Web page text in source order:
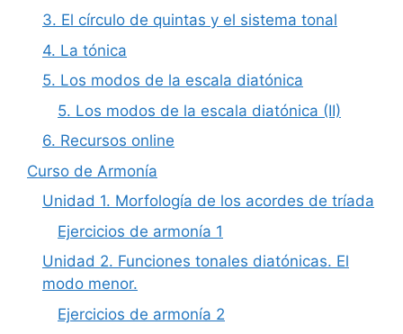
3. El círculo de quintas y el sistema tonal
4. La tónica
5. Los modos de la escala diatónica
5. Los modos de la escala diatónica (II)
6. Recursos online
Curso de Armonía
Unidad 1. Morfología de los acordes de tríada
Ejercicios de armonía 1
Unidad 2. Funciones tonales diatónicas. El
modo menor.
Ejercicios de armonía 2